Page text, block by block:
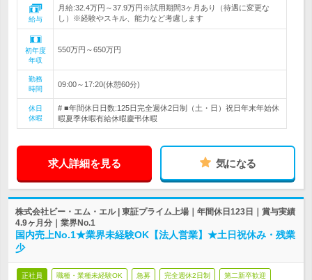
給与
月給:32.4万円～37.9万円※試用期間3ヶ月あり（待遇に変更な
し）※経験やスキル、能力など考慮します
初年度
年収
550万円～650万円
勤務
時間
09:00～17:20(休憩60分)
休日
休暇
# ■年間休日日数:125日完全週休2日制（土・日）祝日年末年始休
暇夏季休暇有給休暇慶弔休暇
求人詳細を見る 気になる
株式会社ビー・エム・エル | 東証プライム上場｜年間休日123日｜賞与実績
4.9ヶ月分｜業界No.1
国内売上No.1★業界未経験OK【法人営業】★土日祝休み・残業
少
正社員 職種・業種未経験OK 急募 完全週休2日制 第二新卒歓迎